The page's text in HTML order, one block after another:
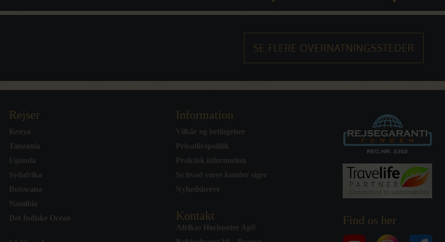
SE FLERE OVERNATNINGSSTEDER
Rejser
Kenya
Tanzania
Uganda
Sydafrika
Botswana
Namibia
Det Indiske Ocean
Information
Vilkår og betingelser
Privatlivspolitik
Praktisk information
Se hvad vores kunder siger
Nyhedsbreve
Kontakt
Afrikas Horisonter ApS
Find os her